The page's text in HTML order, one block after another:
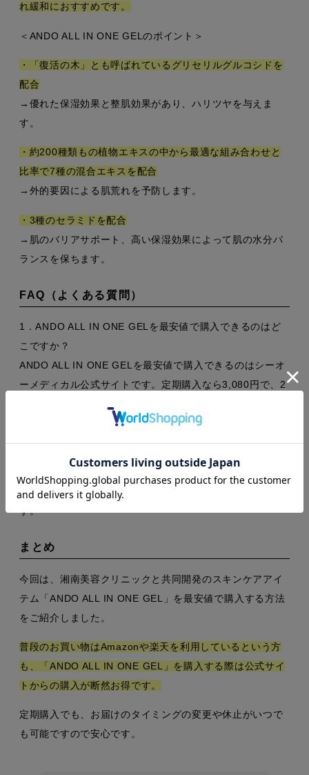
れ緩和におすすめです。
＜ANDO ALL IN ONE GELのポイント＞
・「復活の木」とも呼ばれているグリセリルグルコシドを
配合
→優れた保湿効果と整肌効果があり、ハリツヤを与えま
す。
・約200種類もの植物エキスの中から最適な組み合わせと
比率で7種の混合エキスを配合
→外的要因による肌荒れを予防します。
・3種のセラミドを配合
→肌のバリアサポート、高い保湿効果によって肌の水分バ
ランスを保ちます。
FAQ（よくある質問）
1．ANDO ALL IN ONE GELを最安値で購入できるのはど
こですか？
ANDO ALL IN ONE GELを最安値で購入できるのはシーオ
ーメディカル公式サイトです。定期購入なら3,080円で、2
男性用保湿ジェル。復活の木由来成分や7種の植物エキス、
3種のセラミド配合で、肌荒れ予防と高保湿を同時に叶えま
す。
まとめ
今回は、湘南美容クリニックと共同開発のスキンケアアイ
テム「ANDO ALL IN ONE GEL」を最安値で購入する方法
をご紹介しました。
普段のお買い物はAmazonや楽天を利用しているという方
も、「ANDO ALL IN ONE GEL」を購入する際は公式サイ
トからの購入が断然お得です。
定期購入でも、お届けのタイミングの変更や休止がいつで
も可能ですので安心です。